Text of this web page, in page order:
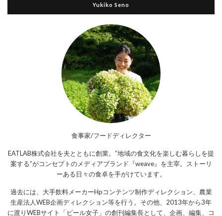
Yukiko Seno
食事家/フードディレクター
EATLAB株式会社を夫とともに創業。”地域の食文化を楽しむ暮らしを提
案する”がコンセプトのメディアブランド『weave』を主宰。ストーリ
ーある日々の食卓を手がけています。
過去には、大手飲料メーカーHpコンテンツ制作ディレクション、農業
生産法人WEB企画ディレクション等を行う。その他、2013年から3年
に渡りWEBサイト「ビール女子」の創刊編集長として、企画、編集、コ